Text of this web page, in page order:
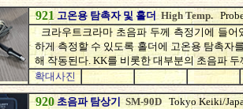
921 고온용 탐촉자 및 홀더High Temp.
크라우트크라마 초음파 두께 측정기에 들어
하게 측정할 수 있도록 홀더에 고온용 탐촉자
해 작동된다. KK를 비롯한 대부분의 초음파
확대사진
920 초음파 탐상기 SM-90D Tokyo Keiki/